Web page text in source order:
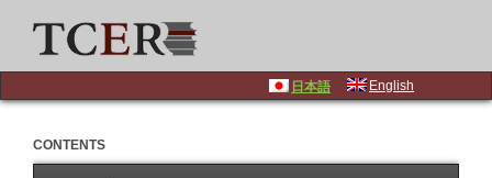
日本語 English
CONTENTS